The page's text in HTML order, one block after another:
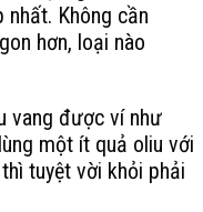
nhất. Không cần
hơn, loại nào
vang được ví như
một ít quả oliu với
tuyệt vời khỏi phải